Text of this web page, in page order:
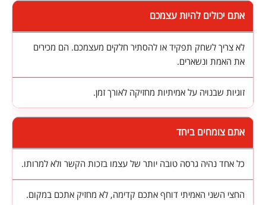
אתם יכולים להיות עצמכם
לא צריך לשחק תפקיד או להסתיר חלקים מעצמכם. הם מכירים
את האמת ונשארים.
זוגיות שבנויה על אמיתיות מחזיקה לאורך זמן.
אתם צומחים ביחד
כל אחד נהיה גרסה טובה יותר של עצמו בזכות הקשר ולא למרותו.
החצי השני האמיתי דוחף אתכם קדימה, לא מחזיק אתכם במקום.